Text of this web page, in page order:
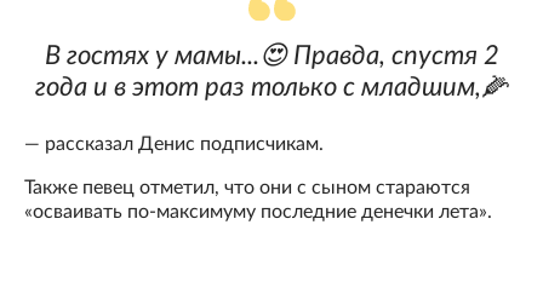
В гостях у мамы...😍 Правда, спустя 2
года и в этот раз только с младшим,🌽
— рассказал Денис подписчикам.
Также певец отметил, что они с сыном стараются
«осваивать по-максимуму последние денечки лета».